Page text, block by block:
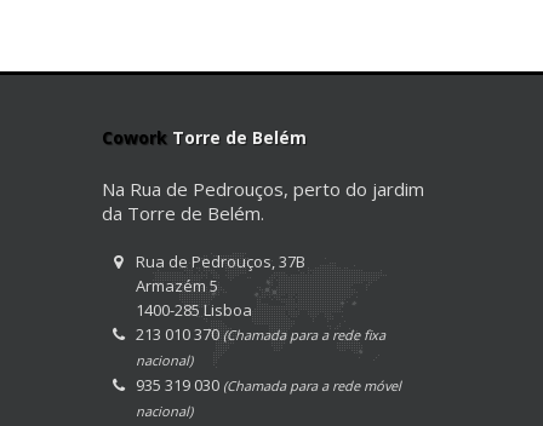
Cowork Torre de Belém
Na Rua de Pedrouços, perto do jardim
da Torre de Belém.
Rua de Pedrouços, 37B
Armazém 5
1400-285 Lisboa
213 010 370(Chamada para a rede fixa
nacional)
935 319 030 (Chamada para a rede móvel
nacional)